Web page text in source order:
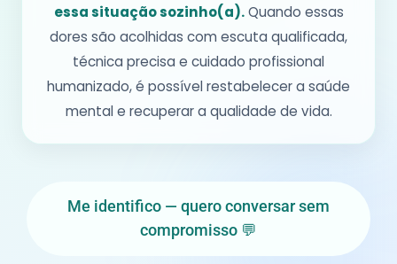
essa situação sozinho(a).Quando essas
dores são acolhidas com escuta qualificada,
técnica precisa e cuidado profissional
humanizado, é possível restabelecer a saúde
mental e recuperar a qualidade de vida.
Me identifico — quero conversar sem
compromisso 💬